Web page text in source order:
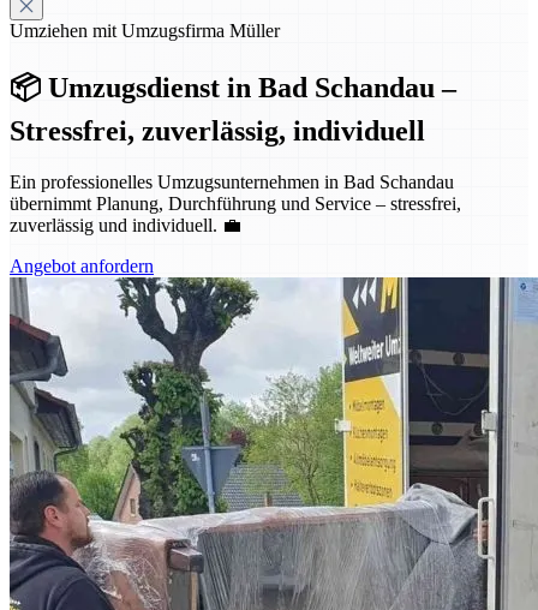
Umziehen mit Umzugsfirma Müller
📦 Umzugsdienst in Bad Schandau –
Stressfrei, zuverlässig, individuell
Ein professionelles Umzugsunternehmen in Bad Schandau
übernimmt Planung, Durchführung und Service – stressfrei,
zuverlässig und individuell. 💼
Angebot anfordern